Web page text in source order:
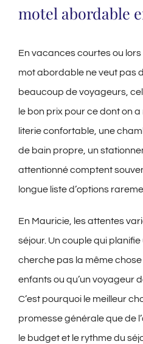
motel abordable
En vacances courtes ou lors
mot abordable ne veut pas
beaucoup de voyageurs,
le bon prix pour ce dont on
literie confortable, une
de bain propre, un
attentionné comptent
longue liste d’options
En Mauricie, les attentes
séjour. Un couple qui
cherche pas la même chose
enfants ou qu’un voyageur
C’est pourquoi le meilleur
promesse générale que de
le budget et le rythme du